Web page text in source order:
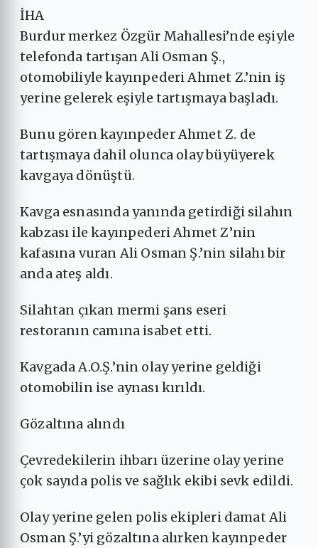
İHA
Burdur merkez Özgür Mahallesi’nde eşiyle
telefonda tartışan Ali Osman Ş.,
otomobiliyle kayınpederi Ahmet Z.’nin iş
yerine gelerek eşiyle tartışmaya başladı.
Bunu gören kayınpeder Ahmet Z. de
tartışmaya dahil olunca olay büyüyerek
kavgaya dönüştü.
Kavga esnasında yanında getirdiği silahın
kabzası ile kayınpederi Ahmet Z’nin
kafasına vuran Ali Osman Ş.’nin silahı bir
anda ateş aldı.
Silahtan çıkan mermi şans eseri
restoranın camına isabet etti.
Kavgada A.O.Ş.’nin olay yerine geldiği
otomobilin ise aynası kırıldı.
Gözaltına alındı
Çevredekilerin ihbarı üzerine olay yerine
çok sayıda polis ve sağlık ekibi sevk edildi.
Olay yerine gelen polis ekipleri damat Ali
Osman Ş.’yi gözaltına alırken kayınpeder